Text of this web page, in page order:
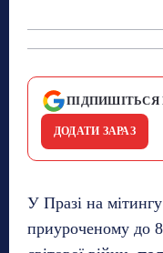
ПІДПИШІТЬСЯ
ДОДАТИ ЗАРАЗ
У Празі на
приуроченому до